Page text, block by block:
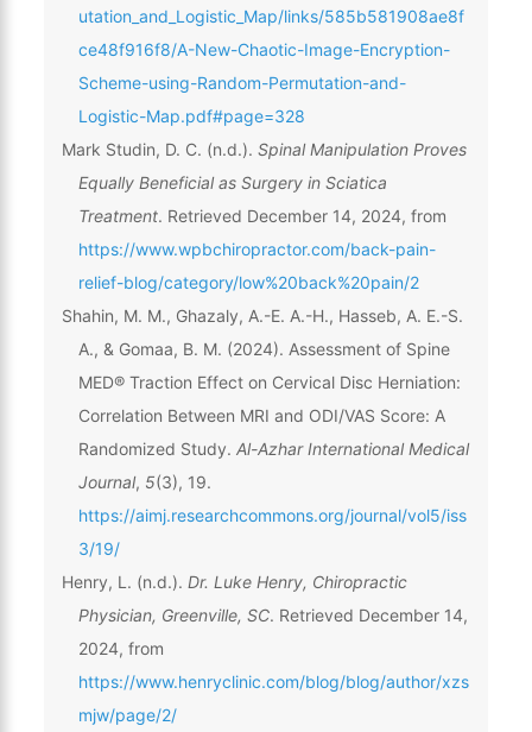
utation_and_Logistic_Map/links/585b581908ae8f
ce48f916f8/A-New-Chaotic-Image-Encryption-
Scheme-using-Random-Permutation-and-
Logistic-Map.pdf#page=328
Mark Studin, D. C. (n.d.). Spinal Manipulation Proves
Equally Beneficial as Surgery in Sciatica
Treatment. Retrieved December 14, 2024, from
https://www.wpbchiropractor.com/back-pain-
relief-blog/category/low%20back%20pain/2
Shahin, M. M., Ghazaly, A.-E. A.-H., Hasseb, A. E.-S.
A., & Gomaa, B. M. (2024). Assessment of Spine
MED® Traction Effect on Cervical Disc Herniation:
Correlation Between MRI and ODI/VAS Score: A
Randomized Study. Al-Azhar International Medical
Journal, 5(3), 19.
https://aimj.researchcommons.org/journal/vol5/iss
3/19/
Henry, L. (n.d.). Dr. Luke Henry, Chiropractic
Physician, Greenville, SC. Retrieved December 14,
2024, from
https://www.henryclinic.com/blog/blog/author/xzs
mjw/page/2/